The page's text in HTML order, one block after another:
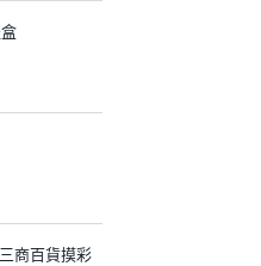
商百貨摸彩